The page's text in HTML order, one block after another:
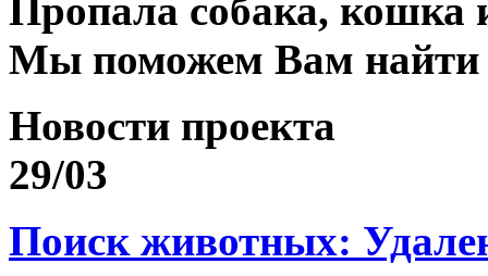
Пропала собака, кошка
Мы поможем Вам найти
Новости проекта
29/03
Поиск животных: